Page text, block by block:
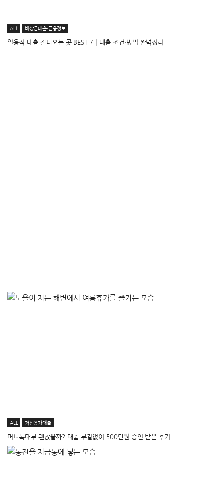
ALL 비상금대출·금융정보
일용직 대출 잘나오는 곳 BEST 7│대출 조건·방법 완벽정리
ALL 저신용자대출
머니톡대부 괜찮을까? 대출 부결없이 500만원 승인 받은 후기